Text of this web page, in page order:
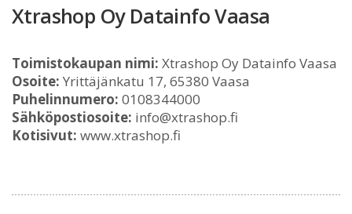
Xtrashop Oy Datainfo Vaasa
Toimistokaupan nimi: Xtrashop Oy Datainfo Vaasa
Osoite: Yrittäjänkatu 17, 65380 Vaasa
Puhelinnumero: 0108344000
Sähköpostiosoite: info@xtrashop.fi
Kotisivut: www.xtrashop.fi